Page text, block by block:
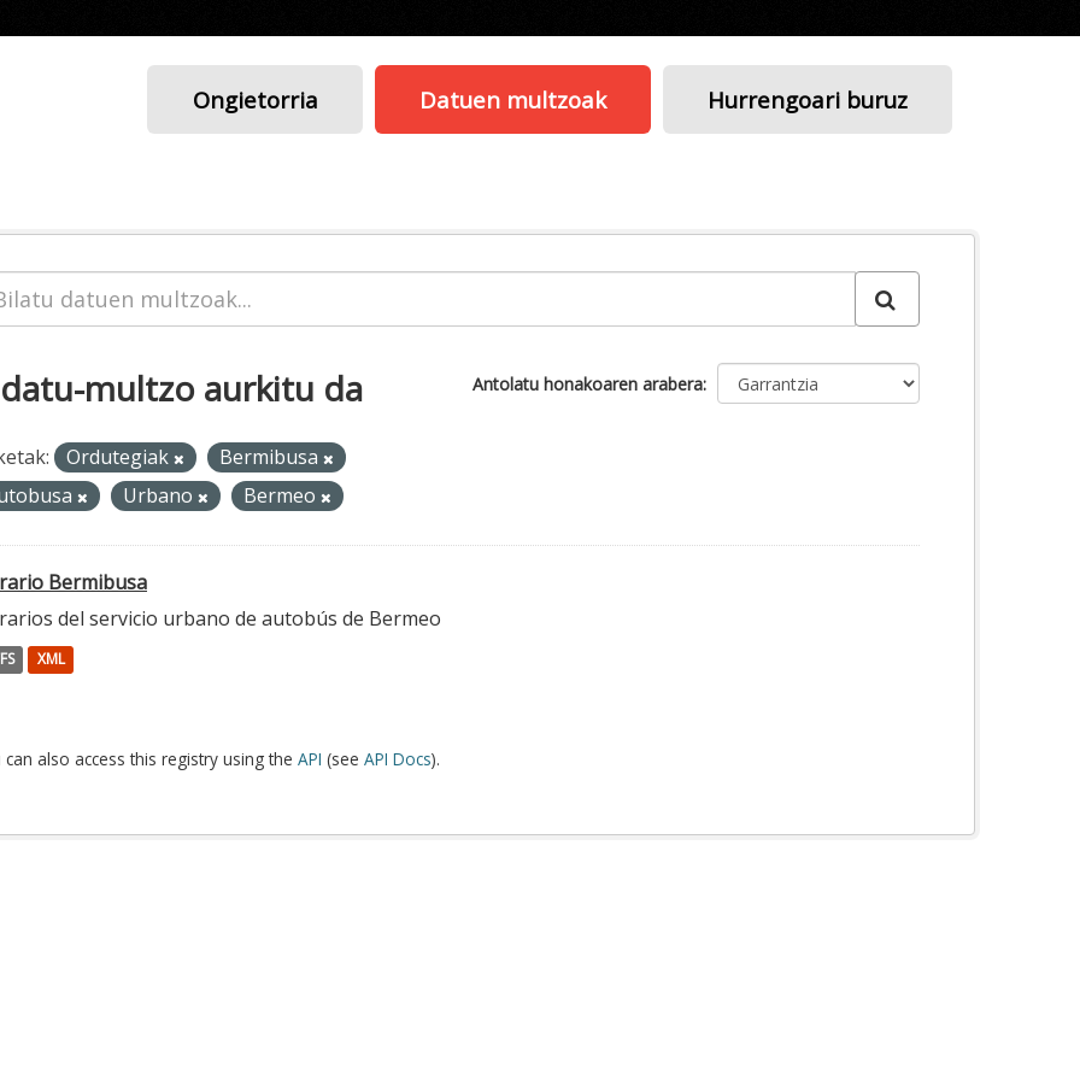
Ongietorria Datuen multzoak Hurrengoari buruz
Antolatu honakoaren arabera
multzo aurkitu da
Ordutegiak
Bermibusa
Urbano Bermeo
Bermibusa
del servicio urbano de autobús de Bermeo
XML
can also access this registry using the API (see API Docs).